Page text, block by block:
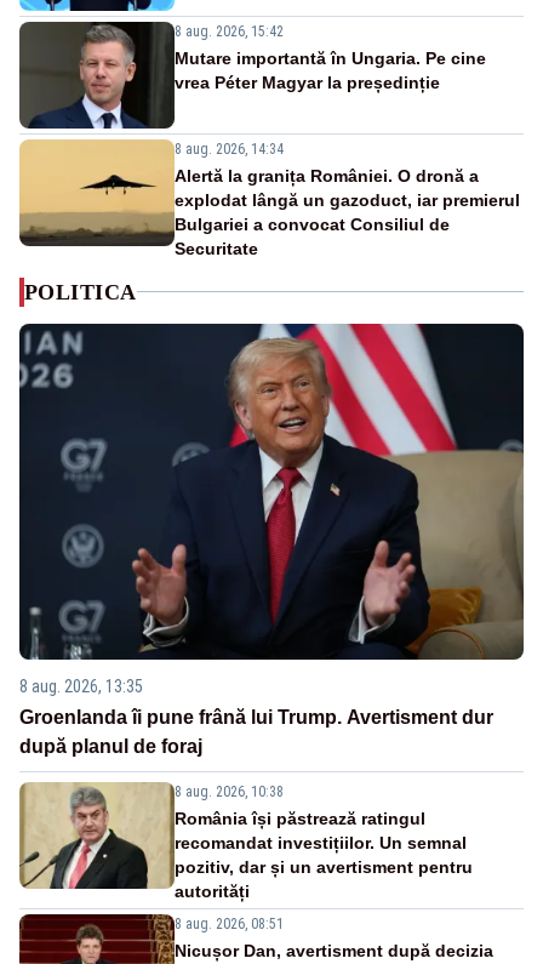
8 aug. 2026, 15:42
Mutare importantă în Ungaria. Pe cine
vrea Péter Magyar la președinție
8 aug. 2026, 14:34
Alertă la granița României. O dronă a
explodat lângă un gazoduct, iar premierul
Bulgariei a convocat Consiliul de
Securitate
POLITICA
8 aug. 2026, 13:35
Groenlanda îi pune frână lui Trump. Avertisment dur
după planul de foraj
8 aug. 2026, 10:38
România își păstrează ratingul
recomandat investițiilor. Un semnal
pozitiv, dar și un avertisment pentru
autorități
8 aug. 2026, 08:51
Nicușor Dan, avertisment după decizia